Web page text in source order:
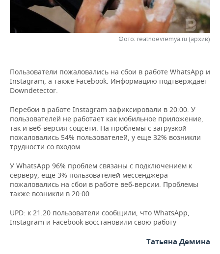
НЕФТЕХИМИЯ
ЭНЕРГЕТИКА
РОЗНИЧНАЯ ТОРГОВЛЯ
НОВОСТИ ТЕХНОЛОГИЙ
ТЕЛЕКОММУНИКАЦИИ
МЕРОПРИЯТИЯ
БИЗНЕС-БРАНЧИ
ONLINE-КОНФЕРЕНЦИИ
ОТКРЫТАЯ ЛЕКЦИЯ
ФУТБОЛ
ХОККЕЙ
БАСКЕТБОЛ
ВОЛЕЙБОЛ
КИБЕРСПОРТ
ФИГУРНОЕ КАТАНИЕ
ВОДНЫЕ ВИДЫ СПОРТА
НОВОСТИ ОБЩЕСТВА
ВЛАСТЬ
ИНФРАСТРУКТУРА
ИСТОРИЯ
КУЛЬТУРА
МЕДИЦИНА
ОБРАЗОВАНИЕ
ФОТОГАЛЕРЕЯ
СЮЖЕТЫ
СПРАВОЧНИК
СПИСОК ПЕРСОН
СПИСОК КОМПАНИЙ
ПОЛНАЯ ВЕРСИЯ
Фото: realnoevremya.ru (архив)
Пользователи пожаловались на сбои в работе WhatsApp и
Instagram, а также Facebook. Информацию подтверждает
Downdetector.
Перебои в работе Instagram зафиксировали в 20:00. У
пользователей не работает как мобильное приложение,
так и веб-версия соцсети. На проблемы с загрузкой
пожаловались 54% пользователей, у еще 32% возникли
трудности со входом.
У WhatsApp 96% проблем связаны с подключением к
серверу, еще 3% пользователей мессенджера
пожаловались на сбои в работе веб-версии. Проблемы
также возникли в 20:00.
UPD: к 21.20 пользователи сообщили, что WhatsApp,
Instagram и Facebook восстановили свою работу
Татьяна Демина